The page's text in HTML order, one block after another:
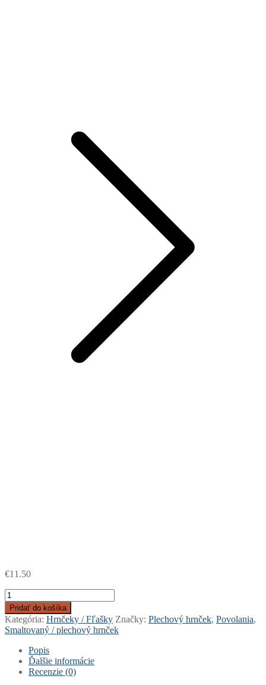
€11.50
množstvo
Smaltovaný
plechový
hrnček
-
EKG
doktor
doktorka
Pridať do košíka
Kategória: Hrnčeky / Fľašky Značky: Plechový hrnček, Povolania,
Smaltovaný / plechový hrnček
Popis
Ďalšie informácie
Recenzie (0)